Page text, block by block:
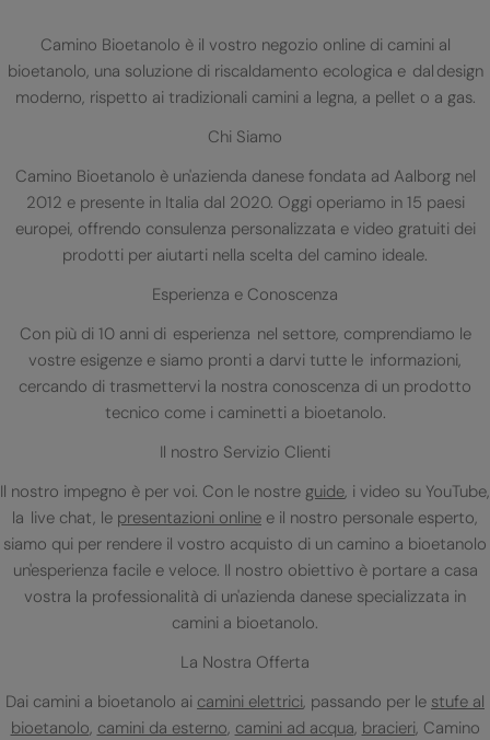
Camino Bioetanolo è il vostro negozio online di camini al
bioetanolo, una soluzione di riscaldamento ecologica e dal design
moderno, rispetto ai tradizionali camini a legna, a pellet o a gas.
Chi Siamo
Camino Bioetanolo è un'azienda danese fondata ad Aalborg nel
2012 e presente in Italia dal 2020. Oggi operiamo in 15 paesi
europei, offrendo consulenza personalizzata e video gratuiti dei
prodotti per aiutarti nella scelta del camino ideale.
Esperienza e Conoscenza
Con più di 10 anni di esperienza nel settore, comprendiamo le
vostre esigenze e siamo pronti a darvi tutte le informazioni,
cercando di trasmettervi la nostra conoscenza di un prodotto
tecnico come i caminetti a bioetanolo.
Il nostro Servizio Clienti
Il nostro impegno è per voi. Con le nostre guide, i video su YouTube,
la live chat, le presentazioni online e il nostro personale esperto,
siamo qui per rendere il vostro acquisto di un camino a bioetanolo
un'esperienza facile e veloce. Il nostro obiettivo è portare a casa
vostra la professionalità di un'azienda danese specializzata in
camini a bioetanolo.
La Nostra Offerta
Dai camini a bioetanolo ai camini elettrici, passando per le stufe al
bioetanolo, camini da esterno, camini ad acqua, bracieri, Camino